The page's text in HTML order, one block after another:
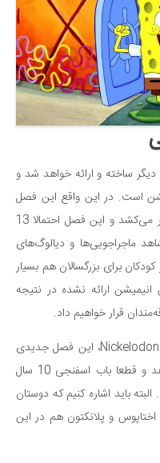
ساخته و ارائه خواهد شد و
است. در این واقع این فصل
جدید ده سالگی باب اسفنجی را به تصویر می‌کشد و این فصل احتمالا 13
ماجراجویی‌ها و دیالوگ‌های
برای بزرگسالان هم بسیار
ارائه نشده در نتیجه
قرار خواهیم داد.
به گفته سرپرست بخش انیمیشن شرکت Nickelodon، این فصل جدیدی
سوژه هایی امروزی و جدید را ارائه خواهد و قطعا باب اسفنجی 10 سال
باید اشاره کنیم که دوستان
و پلانکتون هم در این